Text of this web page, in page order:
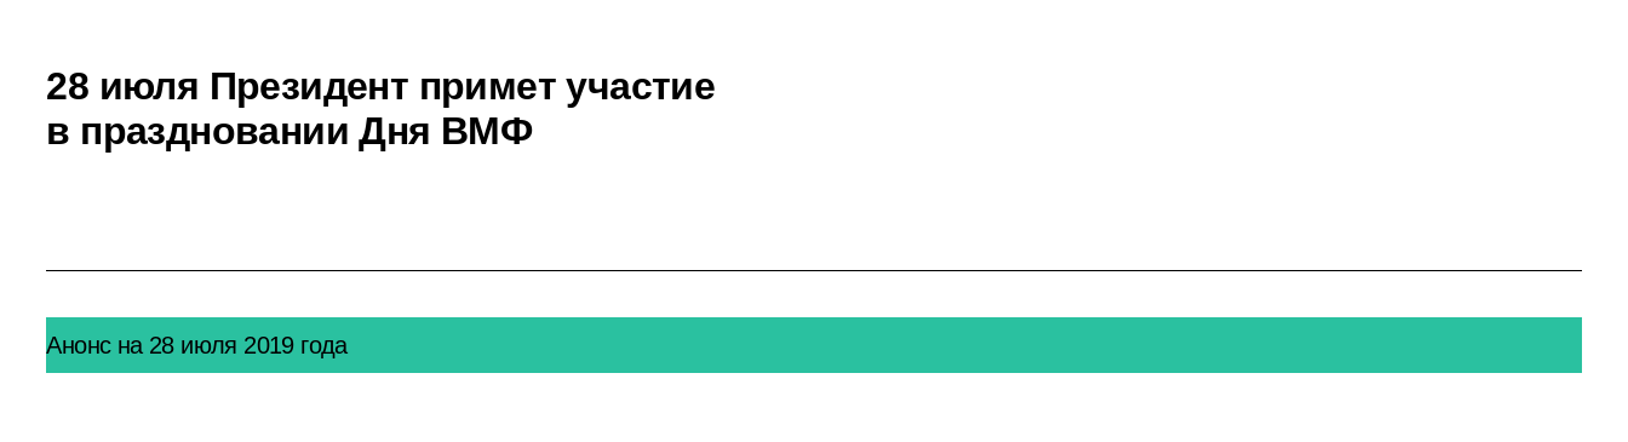
28 июля Президент примет участие
в праздновании Дня ВМФ
Анонс на 28 июля 2019 года